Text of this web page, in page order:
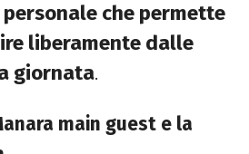
che permette
liberamente dalle
giornata.
main guest e la